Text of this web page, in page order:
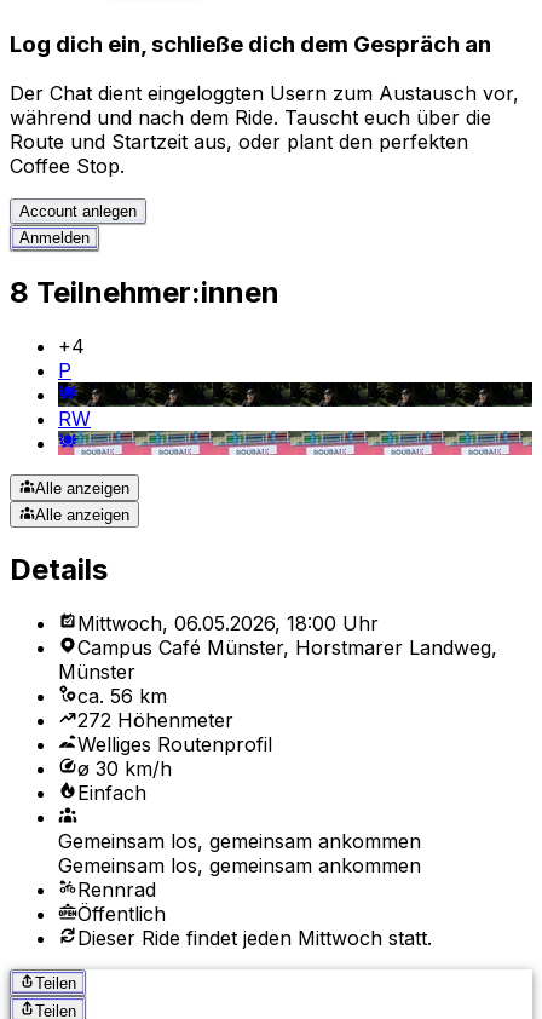
Log dich ein, schließe dich dem Gespräch an
Der Chat dient eingeloggten Usern zum Austausch vor,
während und nach dem Ride. Tauscht euch über die
Route und Startzeit aus, oder plant den perfekten
Coffee Stop.
Account anlegen
Anmelden
8 Teilnehmer:innen
+4
P
RW
Alle anzeigen
Alle anzeigen
Details
Mittwoch, 06.05.2026, 18:00 Uhr
Campus Café Münster, Horstmarer Landweg,
Münster
ca. 56 km
272 Höhenmeter
Welliges Routenprofil
ø 30 km/h
Einfach
Gemeinsam los, gemeinsam ankommen
Gemeinsam los, gemeinsam ankommen
Rennrad
Öffentlich
Dieser Ride findet jeden Mittwoch statt.
Teilen
Teilen